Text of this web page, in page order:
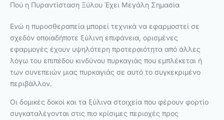
Πού η Πυραντίσταση Ξύλου Έχει Μεγάλη Σημασία
Ενώ η πυροσθεραπεία μπορεί τεχνικά να εφαρμοστεί σε
σχεδόν οποιαδήποτε ξύλινη επιφάνεια, ορισμένες
εφαρμογές έχουν υψηλότερη προτεραιότητα από άλλες
λόγω του επιπέδου κινδύνου πυρκαγιάς που εμπλέκεται ή
των συνεπειών μιας πυρκαγιάς σε αυτό το συγκεκριμένο
περιβάλλον.
Οι δομικές δοκοί και τα ξύλινα στοιχεία που φέρουν φορτίο
συγκαταλέγονται στις πιο κρίσιμες περιοχές προς